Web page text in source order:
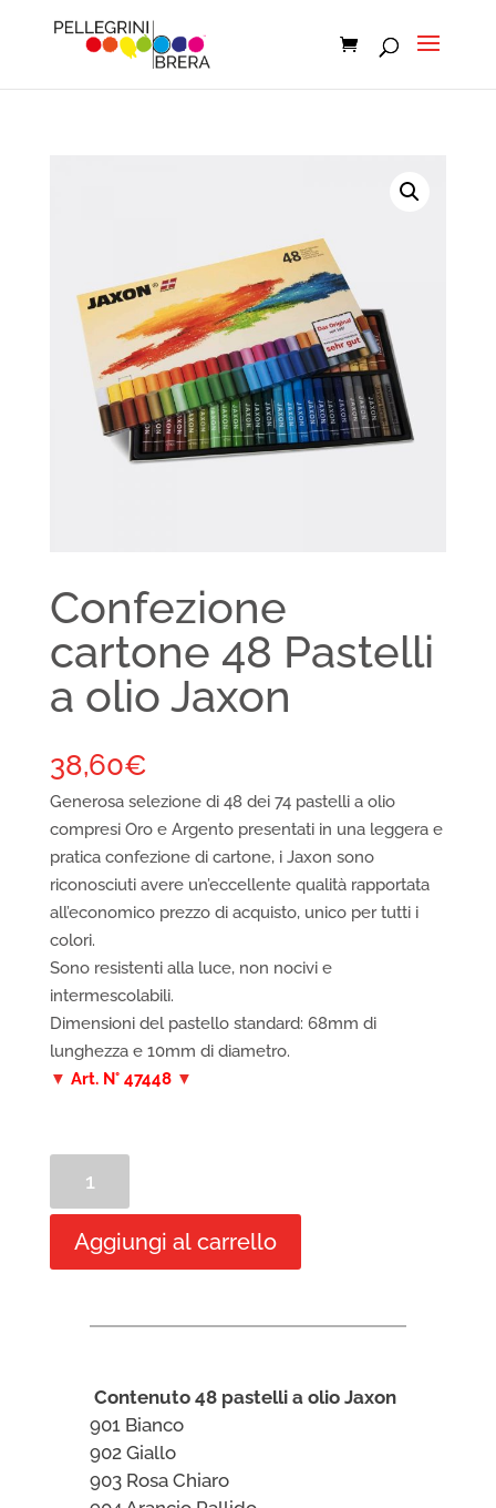
Confezione
cartone 48 Pastelli
a olio Jaxon
38,60€
Generosa selezione di 48 dei 74 pastelli a olio
compresi Oro e Argento presentati in una leggera e
pratica confezione di cartone, i Jaxon sono
riconosciuti avere un’eccellente qualità rapportata
all’economico prezzo di acquisto, unico per tutti i
colori.
Sono resistenti alla luce, non nocivi e
intermescolabili.
Dimensioni del pastello standard: 68mm di
lunghezza e 10mm di diametro.
▼ Art. N° 47448▼
cartone
48
Pastelli
Jaxon
Aggiungi al carrello
Contenuto 48 pastelli a olio Jaxon
901 Bianco
902 Giallo
903 Rosa Chiaro